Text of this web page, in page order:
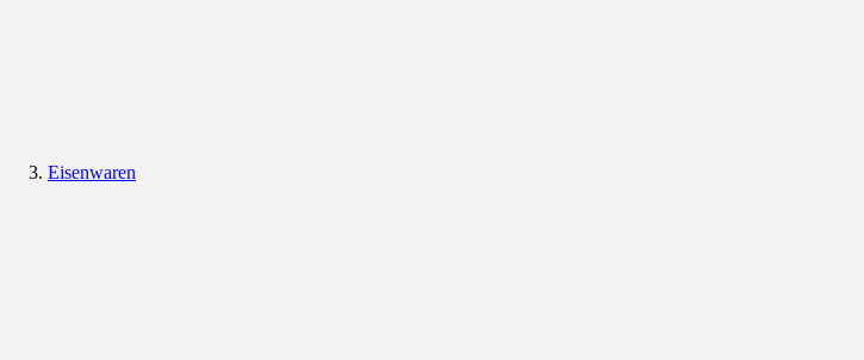
Eisenwaren